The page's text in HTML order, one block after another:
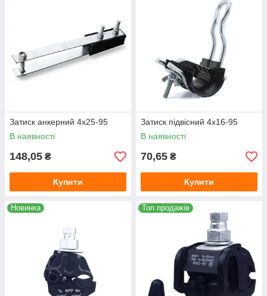
Затиск анкерний 4х25-95
В наявності
148,05 ₴
Купити
Затиск підвісний 4х16-95
В наявності
70,65 ₴
Купити
Новинка Топ продажів